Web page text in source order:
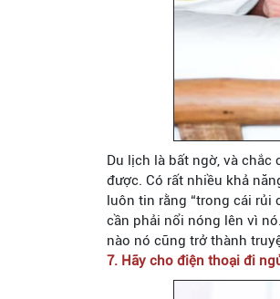
Du lịch là bất ngờ, và
được. Có rất nhiều khả
luôn tin rằng “trong cái rủi
cần phải nổi nóng lên vì
nào nó cũng trở thành
7. Hãy cho điện thoại đi